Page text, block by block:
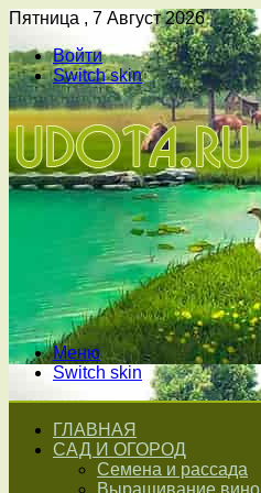
Пятница , 7 Август 2026
Войти
Switch skin
Меню
Switch skin
ГЛАВНАЯ
САД И ОГОРОД
Семена и рассада
Выращивание